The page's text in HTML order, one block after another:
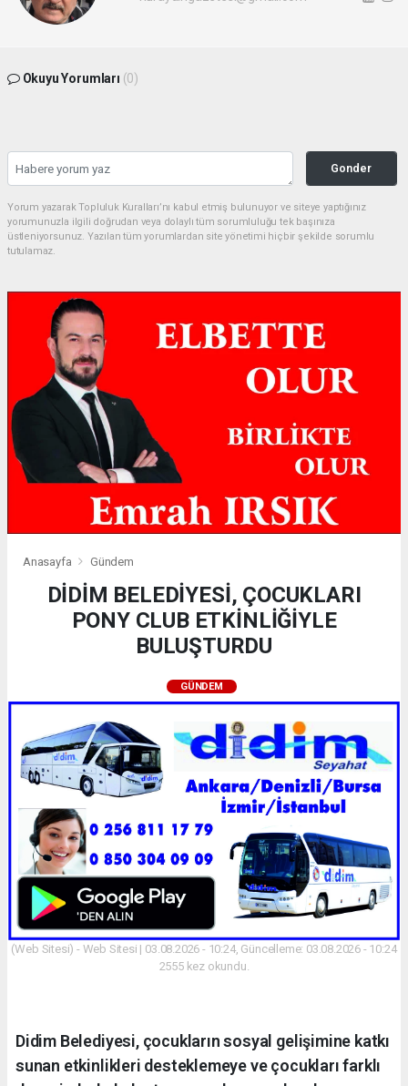
Okuyu Yorumları (0)
Gonder
Yorum yazarak Topluluk Kuralları’nı kabul etmiş bulunuyor ve siteye yaptığınız
yorumunuzla ilgili doğrudan veya dolaylı tüm sorumluluğu tek başınıza
üstleniyorsunuz. Yazılan tüm yorumlardan site yönetimi hiçbir şekilde sorumlu
tutulamaz.
Anasayfa Gündem
DİDİM BELEDİYESİ, ÇOCUKLARI
PONY CLUB ETKİNLİĞİYLE
BULUŞTURDU
GÜNDEM
(Web Sitesi) - Web Sitesi | 03.08.2026 - 10:24, Güncelleme: 03.08.2026 - 10:24
2555 kez okundu.
Didim Belediyesi, çocukların sosyal gelişimine katkı
sunan etkinlikleri desteklemeye ve çocukları farklı